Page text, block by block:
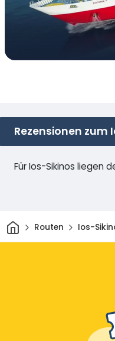
Rezensionen zum
Für Ios-Sikinos liegen
HeimRouten Ios-